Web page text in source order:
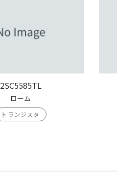
2SC5585TL
ローム
トランジスタ